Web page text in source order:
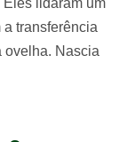
lidaram um
transferência
ovelha. Nascia